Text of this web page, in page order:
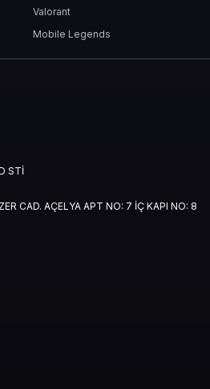
Valorant
Mobile Legends
STİ
CAD. AÇELYA APT NO: 7 İÇ KAPI NO: 8